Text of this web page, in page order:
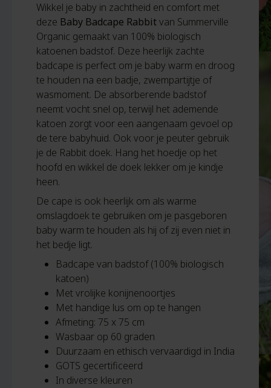
Wikkel je baby in zachtheid en comfort met
deze Baby Badcape Rabbitvan Summerville
Organic gemaakt van 100% biologisch
katoenen badstof. Deze heerlijk zachte
badcape is perfect om je baby warm en droog
te houden na een badje, zwempartijtje of
wasmoment. De absorberende badstof
neemt vocht snel op, terwijl het ademende
katoen zorgt voor een aangenaam gevoel op
de tere babyhuid. Ook voor je peuter gebruik
je de Rabbit doek. Hang het hoedje op het
hoofd en wikkel de doek lekker om je kindje
heen.
De cape is ook heerlijk om als warme
omslagdoek te gebruiken om je pasgeboren
baby warm te houden als hij of zij even niet in
het bedje ligt.
Badcape van badstof (100% biologisch
katoen)
Met vrolijke konijnenoortjes
Met handige lus om op te hangen
Afmeting: 75 x 75 cm
Wasbaar op 60 graden
Duurzaam en ethisch vervaardigd in India
GOTS gecertificeerd
In diverse kleuren